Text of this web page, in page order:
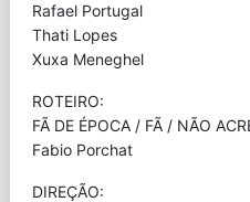
Rafael Portugal
Thati Lopes
Xuxa Meneghel
ROTEIRO:
FÃ DE ÉPOCA / FÃ / NÃO
Fabio Porchat
DIREÇÃO: